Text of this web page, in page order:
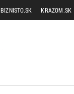
BIZNISTO.SK KRAZOM.SK